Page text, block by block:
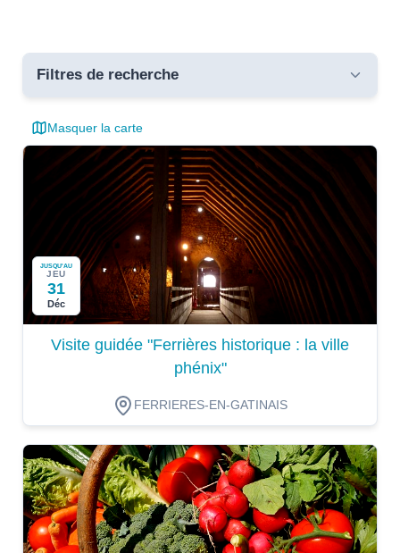
Filtres de recherche
Toutes les communes
Catégories
Masquer la carte
JUSQU'AU
JEU
31
Déc
Visite guidée "Ferrières historique : la ville
phénix"
FERRIERES-EN-GATINAIS